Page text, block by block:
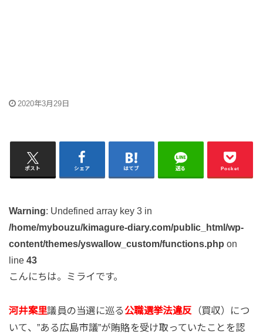
2020年3月29日
ポスト シェア はてブ 送る Pocket
Warning: Undefined array key 3 in
/home/mybouzu/kimagure-diary.com/public_html/wp-
content/themes/yswallow_custom/functions.php on
line 43
こんにちは。ミライです。
河井案里議員の当選に巡る公職選挙法違反 （買収）につ
いて、”ある広島市議”が賄賂を受け取っていたことを認